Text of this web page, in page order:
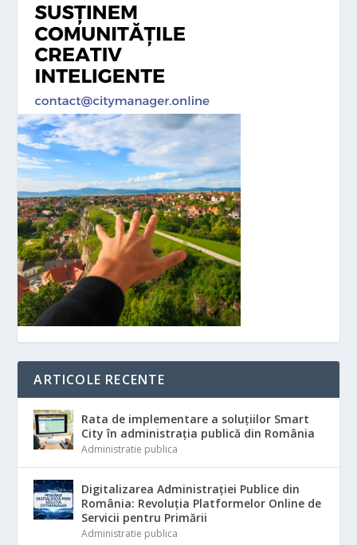
ARTICOLE RECENTE
Rata de implementare a soluțiilor Smart
City în administrația publică din România
Administratie publica
Digitalizarea Administrației Publice din
România: Revoluția Platformelor Online de
Servicii pentru Primării
Administratie publica